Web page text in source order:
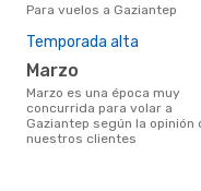
Para vuelos a Gaziantep
Temporada alta
marzo
marzo es una época muy
concurrida para volar a
Gaziantep según la opinión
nuestros clientes